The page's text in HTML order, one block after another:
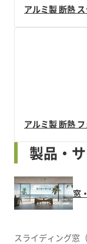
アルミ製 断熱
アルミ製 断熱
製品・
窓
スライディング窓